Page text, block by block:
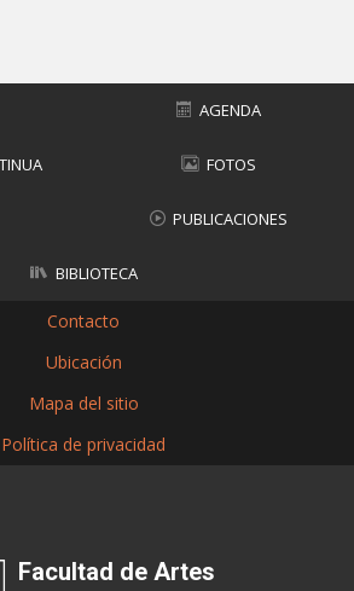
AGENDA
FOTOS
PUBLICACIONES
BIBLIOTECA
Contacto
Ubicación
Mapa del sitio
Política de privacidad
Facultad de Artes